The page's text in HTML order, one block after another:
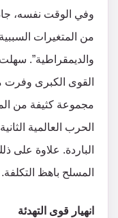
وفي الوقت نفسه،
من المتغيرات
والديمقراطية”.
القوى الكبرى وفرت
مجموعة كثيفة من
الحرب العالمية
الباردة. علاوة على
المسلح باهظ التكلفة.
انهيار قوى التهدئة